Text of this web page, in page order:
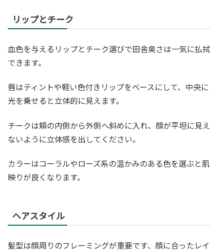
リップとチーク
血色を与えるリップとチーク選びで田舎臭さは一気に払拭
できます。
唇はティントや軽い色付きリップをベースにして、中央に
光を乗せると立体的に見えます。
チークは頬の内側から外側へ斜めに入れ、顔が平坦に見え
ないように立体感を出してください。
カラーはコーラルやローズ系の温かみのある色を選ぶと肌
映りが良くなります。
ヘアスタイル
髪型は顔周りのフレーミングが重要です、顔に合ったレイ